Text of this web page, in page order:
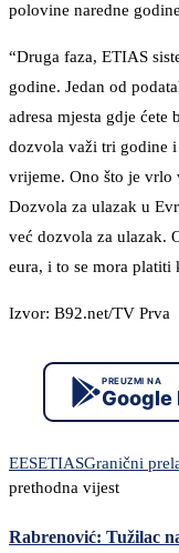
polovine naredne
“Druga faza, ETIAS
godine. Jedan od
adresa mjesta gdje ćete
dozvola važi tri godine
vrijeme. Ono što je vrlo
Dozvola za ulazak u
već dozvola za ulazak.
eura, i to se mora platiti
Izvor: B92.net/TV Prva
PREUZMI NA
Google
EESETIASGranični
prethodna vijest
Rabrenović: Tužilac